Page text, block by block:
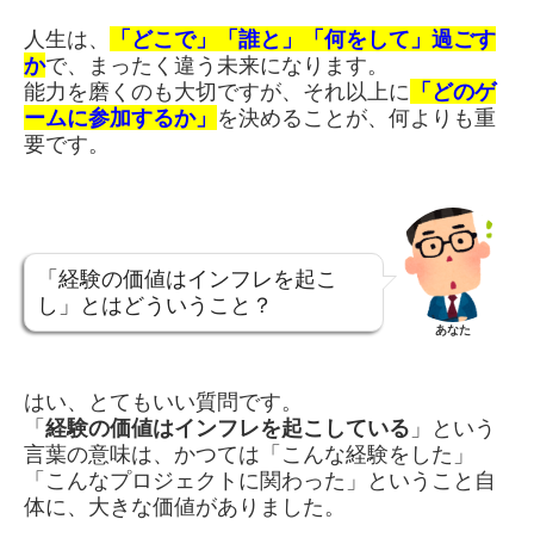
人生は、
「どこで」「誰と」「何をして」過ごす
かで、まったく違う未来になります。
能力を磨くのも大切ですが、それ以上に 「どのゲ
ームに参加するか」 を決めることが、何よりも重
要です。
「経験の価値はインフレを起こ
し」とはどういうこと？
あなた
はい、とてもいい質問です。
「経験の価値はインフレを起こしている 」という
言葉の意味は、かつては「こんな経験をした」
「こんなプロジェクトに関わった」ということ自
体に、大きな価値がありました。